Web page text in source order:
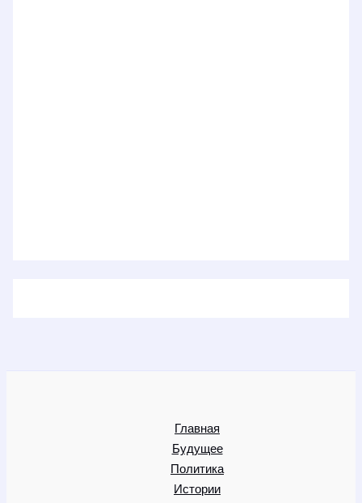
Главная
Будущее
Политика
Истории